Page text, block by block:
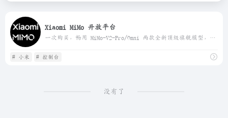
Xiaomi MiMo 开放平台
一次购买，畅用 MiMo-V2-Pro/Omni 两款全新顶级旗舰模型，更有 TTS 模型全档位套餐限时免费。诚邀全球用户释放 Xiaomi MiMo 大模型的强大生产力
# 小米 # 控制台
没有了